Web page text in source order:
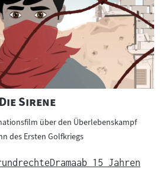
"
Die Sirene"
über den Überlebenskampf
des Ersten Golfkriegs
Dramaab 15 Jahren